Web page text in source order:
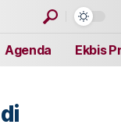
Agenda Ekbis